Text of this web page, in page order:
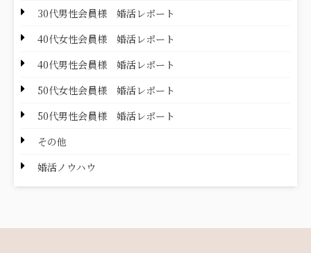
30代男性会員様 婚活レポート
40代女性会員様 婚活レポート
40代男性会員様 婚活レポート
50代女性会員様 婚活レポート
50代男性会員様 婚活レポート
その他
婚活ノウハウ